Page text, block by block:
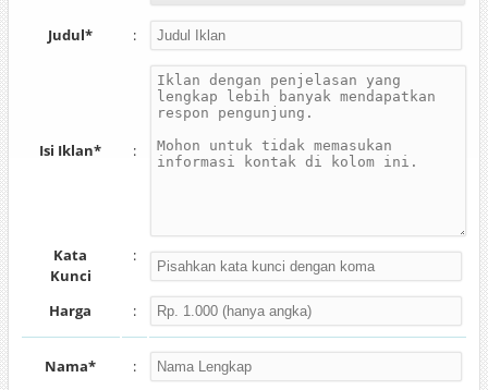
Judul* :
Isi Iklan* :
Kata
Kunci
:
Harga :
Nama* :